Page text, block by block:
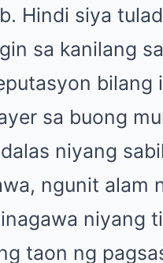
Hindi siya
sa kanilang
bilang
sa buong
niyang
ngunit alam
niyang
taon ng